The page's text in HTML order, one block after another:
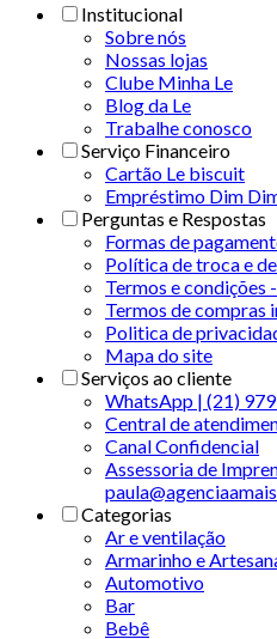
Institucional
Sobre nós
Nossas lojas
Clube Minha Le
Blog da Le
Trabalhe conosco
Serviço Financeiro
Cartão Le biscuit
Empréstimo Dim
Perguntas e Respostas
Formas de
Política de troca e
Termos e condições
Termos de compras
Politica de
Mapa do site
Serviços ao cliente
WhatsApp | (21)
Central de
Canal Confidencial
Assessoria de
Categorias
Ar e ventilação
Armarinho e
Automotivo
Bar
Bebê